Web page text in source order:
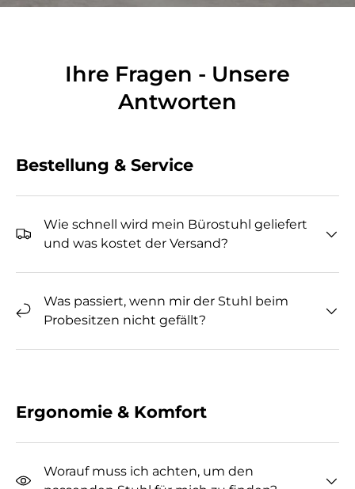
Ihre Fragen - Unsere
Antworten
Bestellung & Service
Wie schnell wird mein Bürostuhl geliefert
und was kostet der Versand?
Was passiert, wenn mir der Stuhl beim
Probesitzen nicht gefällt?
Ergonomie & Komfort
Worauf muss ich achten, um den